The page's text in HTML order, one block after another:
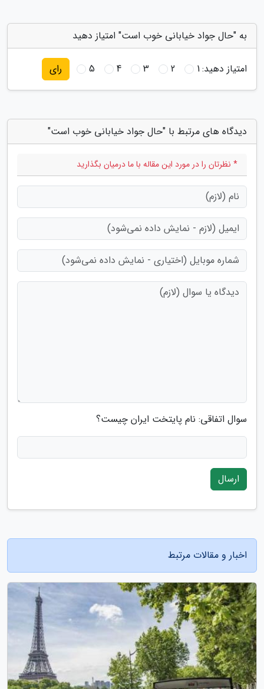
به "حال جواد خیابانی خوب است" امتیاز دهید
امتیاز دهید:1
2
3
4
5 رای
دیدگاه های مرتبط با "حال جواد خیابانی خوب است"
* نظرتان را در مورد این مقاله با ما درمیان بگذارید
سوال اتفاقی: نام پایتخت ایران چیست؟
ارسال
اخبار و مقالات مرتبط